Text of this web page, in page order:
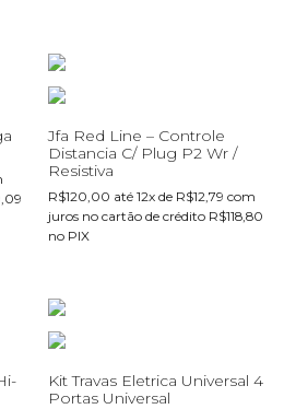
Jfa Red Line – Controle
Distancia C/ Plug P2 Wr /
Resistiva
R$120,00 até 12x de R$12,79 com
juros no cartão de crédito R$118,80
no PIX
Kit Travas Eletrica Universal 4
Portas Universal